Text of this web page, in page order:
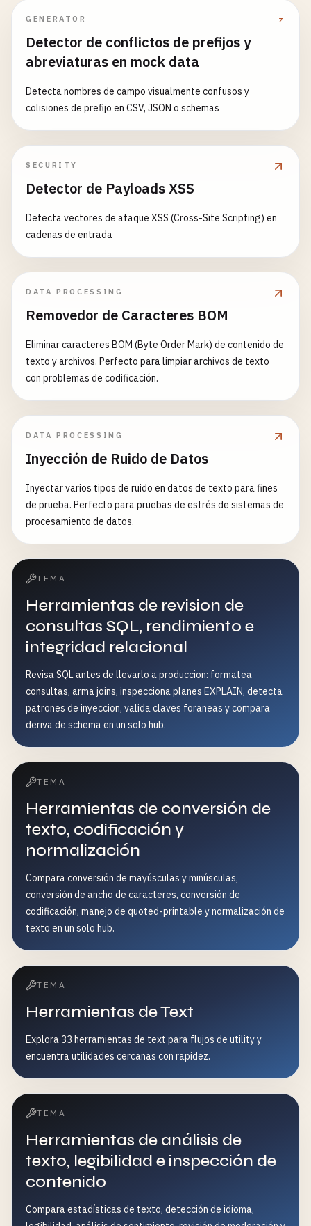
GENERATOR
Detector de conflictos de prefijos y
abreviaturas en mock data
Detecta nombres de campo visualmente confusos y
colisiones de prefijo en CSV, JSON o schemas
SECURITY
Detector de Payloads XSS
Detecta vectores de ataque XSS (Cross-Site Scripting) en
cadenas de entrada
DATA PROCESSING
Removedor de Caracteres BOM
Eliminar caracteres BOM (Byte Order Mark) de contenido de
texto y archivos. Perfecto para limpiar archivos de texto
con problemas de codificación.
DATA PROCESSING
Inyección de Ruido de Datos
Inyectar varios tipos de ruido en datos de texto para fines
de prueba. Perfecto para pruebas de estrés de sistemas de
procesamiento de datos.
TEMA
Herramientas de revision de
consultas SQL, rendimiento e
integridad relacional
Revisa SQL antes de llevarlo a produccion: formatea
consultas, arma joins, inspecciona planes EXPLAIN, detecta
patrones de inyeccion, valida claves foraneas y compara
deriva de schema en un solo hub.
TEMA
Herramientas de conversión de
texto, codificación y
normalización
Compara conversión de mayúsculas y minúsculas,
conversión de ancho de caracteres, conversión de
codificación, manejo de quoted-printable y normalización de
texto en un solo hub.
TEMA
Herramientas de Text
Explora 33 herramientas de text para flujos de utility y
encuentra utilidades cercanas con rapidez.
TEMA
Herramientas de análisis de
texto, legibilidad e inspección de
contenido
Compara estadísticas de texto, detección de idioma,